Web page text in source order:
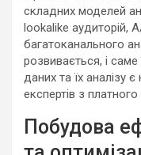
складних моделей
lookalike аудиторій,
багатоканального
розвивається, і
даних та їх аналізу
експертів з платного
Побудова